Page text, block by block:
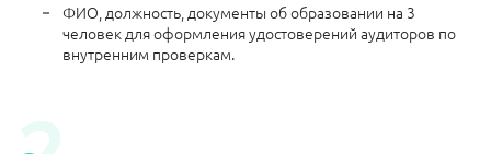
ФИО, должность, документы об образовании на 3
человек для оформления удостоверений аудиторов по
внутренним проверкам.